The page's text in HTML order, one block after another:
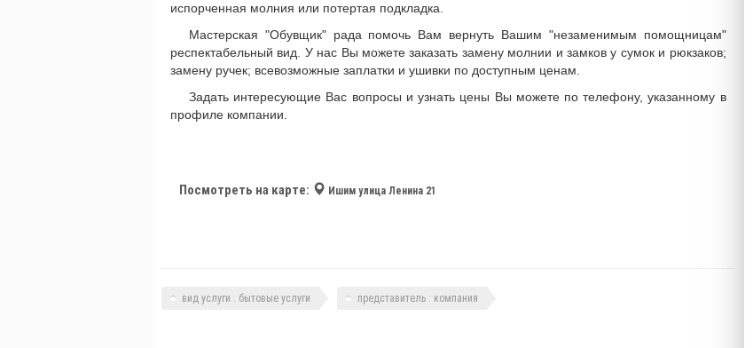
испорченная молния или потертая подкладка.
Мастерская "Обувщик" рада помочь Вам вернуть Вашим "незаменимым помощницам"
респектабельный вид. У нас Вы можете заказать замену молнии и замков у сумок и рюкзаков;
замену ручек; всевозможные заплатки и ушивки по доступным ценам.
Задать интересующие Вас вопросы и узнать цены Вы можете по телефону, указанному в
профиле компании.
Посмотреть на карте: Ишим улица Ленина 21
вид услуги : бытовые услуги представитель : компания